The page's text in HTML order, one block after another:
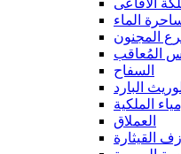
الافاعى
الماء
المجنون
المُعاقب
السفاح
البارد
الملكية
العملاق
القيثارة